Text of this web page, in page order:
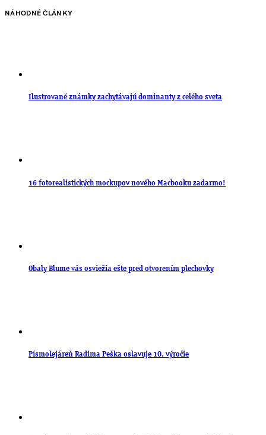
NÁHODNÉ ČLÁNKY
Ilustrované známky zachytávajú dominanty z celého sveta
16 fotorealistických mockupov nového Macbooku zadarmo!
Obaly Blume vás osviežia ešte pred otvorením plechovky
Písmolejáreň Radima Peška oslavuje 10. výročie